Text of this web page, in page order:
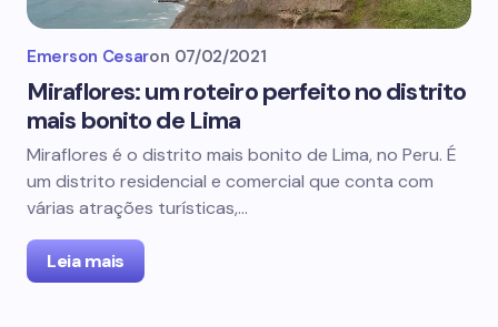
Emerson Cesaron 07/02/2021
Miraflores: um roteiro perfeito no distrito
mais bonito de Lima
Miraflores é o distrito mais bonito de Lima, no Peru. É
um distrito residencial e comercial que conta com
várias atrações turísticas,…
Leia mais